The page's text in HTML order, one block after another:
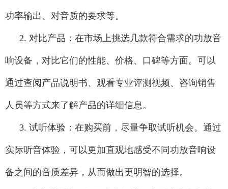
功率输出、对音质的要求等。
2. 对比产品：在市场上挑选几款符合需求的功放音
响设备，对比它们的性能、价格、口碑等方面。可以
通过查阅产品说明书、观看专业评测视频、咨询销售
人员等方式来了解产品的详细信息。
3. 试听体验：在购买前，尽量争取试听机会。通过
实际听音体验，可以更加直观地感受不同功放音响设
备之间的音质差异，从而做出更明智的选择。